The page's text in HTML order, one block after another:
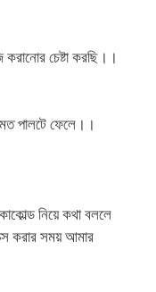
চেষ্টা করছি।।
পালটে ফেলে।।
নিয়ে কথা বললে
করার সময় আমার